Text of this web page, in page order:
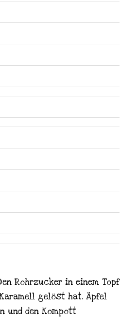
Rohrzucker in einem Topf
gelöst hat. Äpfel
und den Kompott